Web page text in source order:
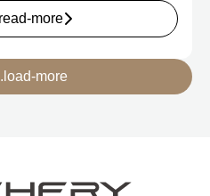
meninjau dua produk
yakni Chery Q, compact EV
Electric Vehicle (REEV) yang
perjalanan jarak jauh.
more
more